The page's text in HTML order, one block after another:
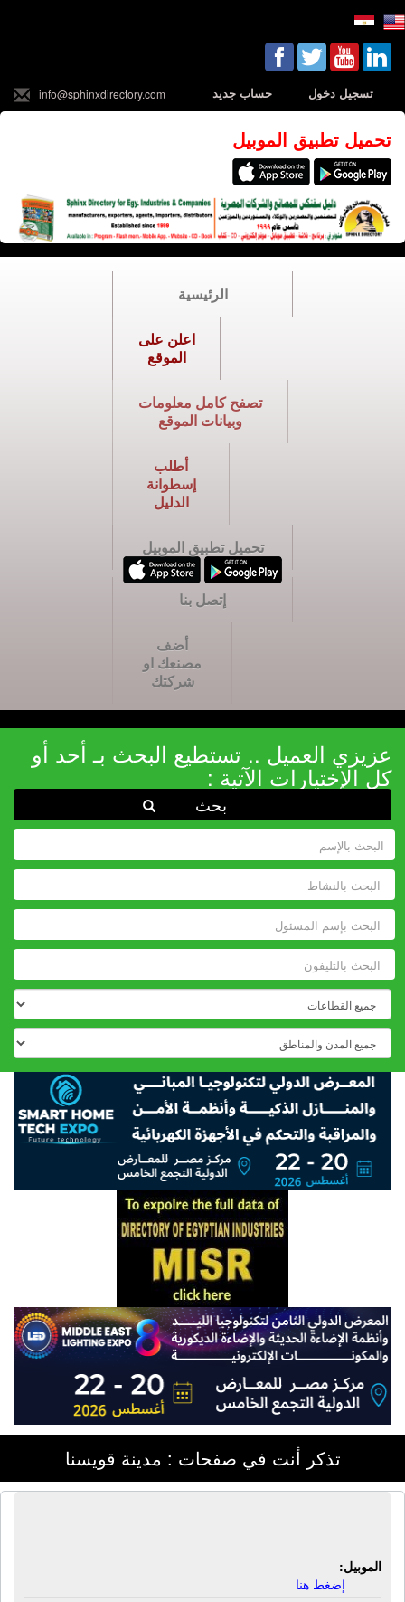
تسجيل دخول حساب جديد info@sphinxdirectory.com
تحميل تطبيق الموبيل
الرئيسية
اعلن على
الموقع
تصفح كامل معلومات
وبيانات الموقع
أطلب
إسطوانة
الدليل
تحميل تطبيق الموبيل
إتصل بنا
أضف
مصنعك او
شركتك
عزيزي العميل .. تستطيع البحث بـ أحد أو
كل الإختيارات الآتية :
تذكر أنت في صفحات : مدينة قويسنا
الموبيل:
إضغط هنا